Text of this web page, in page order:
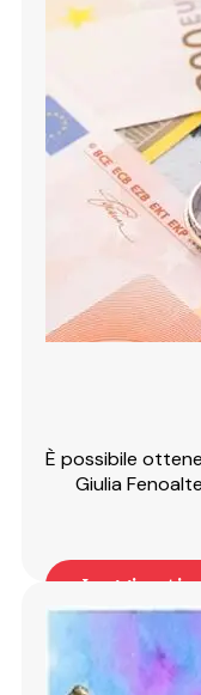
È possibile
Giulia
Leggi